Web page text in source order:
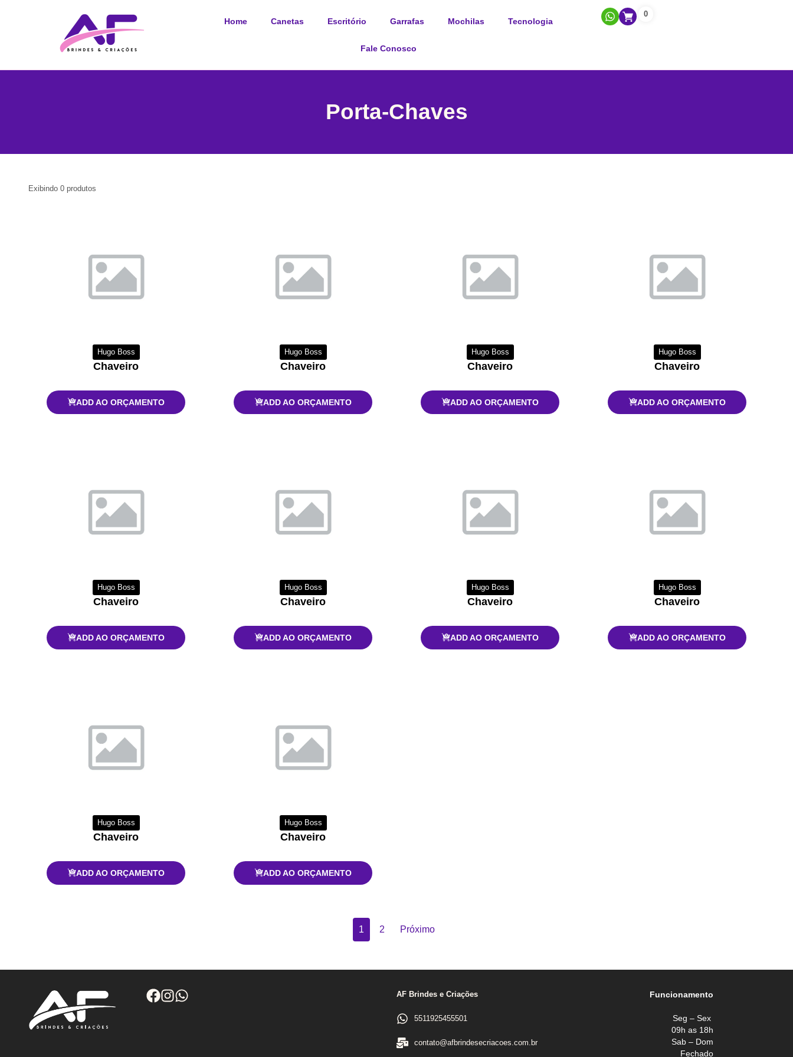
Home Canetas Escritório Garrafas Mochilas Tecnologia
Fale Conosco
0
Porta-Chaves
Exibindo 0 produtos
Hugo Boss
Chaveiro
ADD AO ORÇAMENTO
Hugo Boss
Chaveiro
ADD AO ORÇAMENTO
Hugo Boss
Chaveiro
ADD AO ORÇAMENTO
Hugo Boss
Chaveiro
ADD AO ORÇAMENTO
Hugo Boss
Chaveiro
ADD AO ORÇAMENTO
Hugo Boss
Chaveiro
ADD AO ORÇAMENTO
Hugo Boss
Chaveiro
ADD AO ORÇAMENTO
Hugo Boss
Chaveiro
ADD AO ORÇAMENTO
Hugo Boss
Chaveiro
ADD AO ORÇAMENTO
Hugo Boss
Chaveiro
ADD AO ORÇAMENTO
1 2 Próximo
AF Brindes e Criações
5511925455501
contato@afbrindesecriacoes.com.br
Funcionamento
Seg – Sex
09h as 18h
Sab – Dom
Fechado